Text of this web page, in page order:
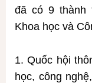
đã có 9 thành
Khoa học và
1. Quốc hội
học, công